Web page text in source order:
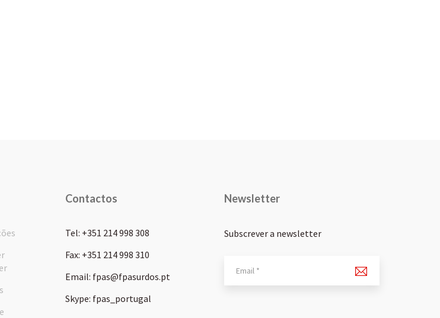
Contactos
Tel: +351 214 998 308
Fax: +351 214 998 310
Email: fpas@fpasurdos.pt
Skype: fpas_portugal
Newsletter
Subscrever a newsletter